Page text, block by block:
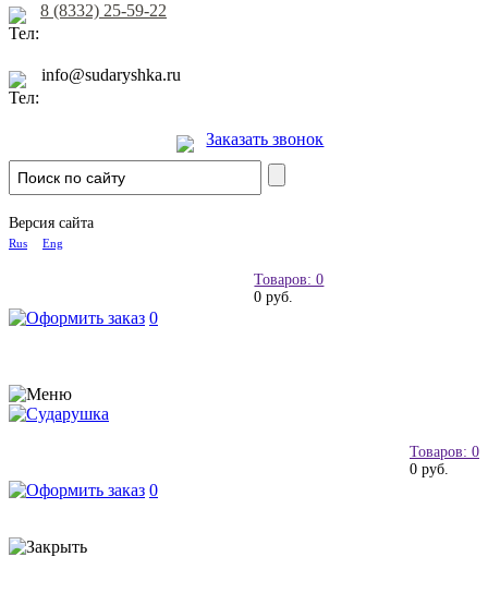
8 (8332) 25-59-22
info@sudaryshka.ru
Заказать звонок
Версия сайта
Rus Eng
Товаров: 0
0 руб.
0
Товаров: 0
0 руб.
0